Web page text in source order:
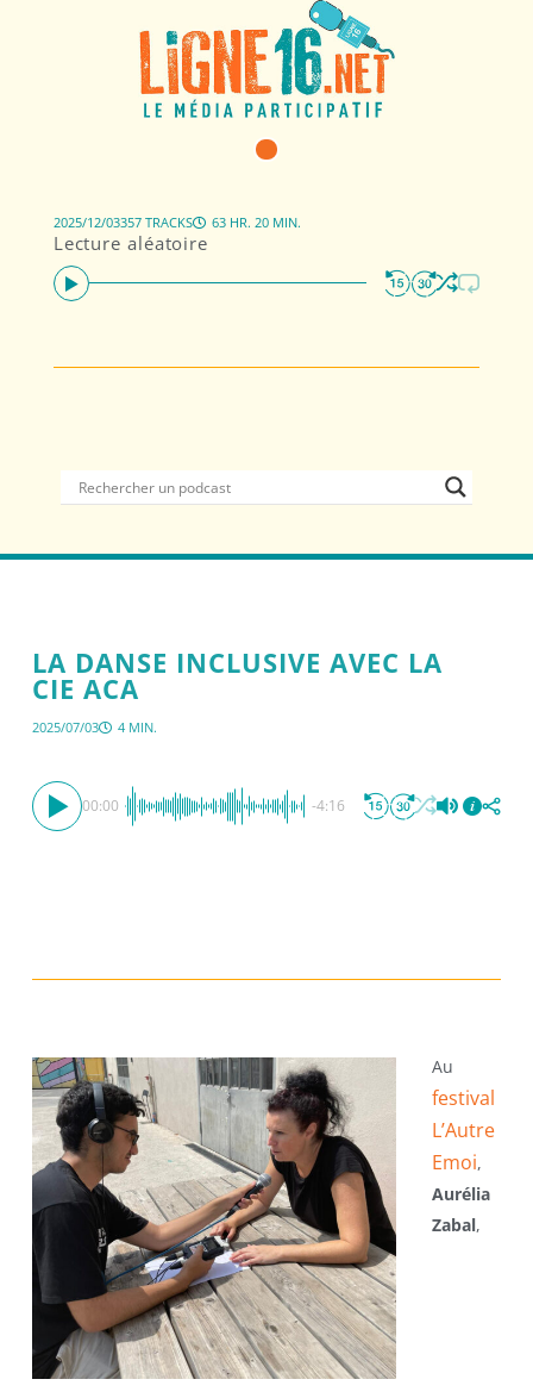
Lecture aléatoire
2025/12/03357 TRACKS 63 HR. 20 MIN.
LA DANSE INCLUSIVE AVEC LA
CIE ACA
2025/07/03 4 MIN.
00:00 -4:16
Au
festival
L’Autre
Emoi,
Aurélia
Zabal,